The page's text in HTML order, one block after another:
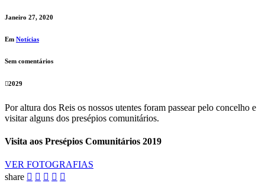
Janeiro 27, 2020
Em Notícias
Sem comentários
2029
Por altura dos Reis os nossos utentes foram passear pelo concelho e
visitar alguns dos presépios comunitários.
Visita aos Presépios Comunitários 2019
VER FOTOGRAFIAS
share